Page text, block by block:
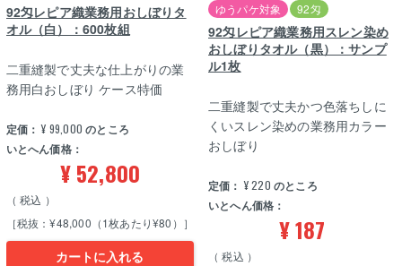
92匁レピア織業務用おしぼりタ
オル（白）：600枚組
定価： ¥ 99,000 のところ
いとへん価格：
¥ 52,800
税込
［税抜：¥48,000（1枚あたり¥80）］
二重縫製で丈夫な仕上がりの業
務用白おしぼり ケース特価
カートに入れる
92匁レピア織業務用スレン染め
おしぼりタオル（黒）：サンプ
ル1枚
ゆうパケ対象
92匁
定価： ¥220 のところ
いとへん価格：
¥187
税込
二重縫製で丈夫かつ色落ちしに
くいスレン染めの業務用カラー
おしぼり